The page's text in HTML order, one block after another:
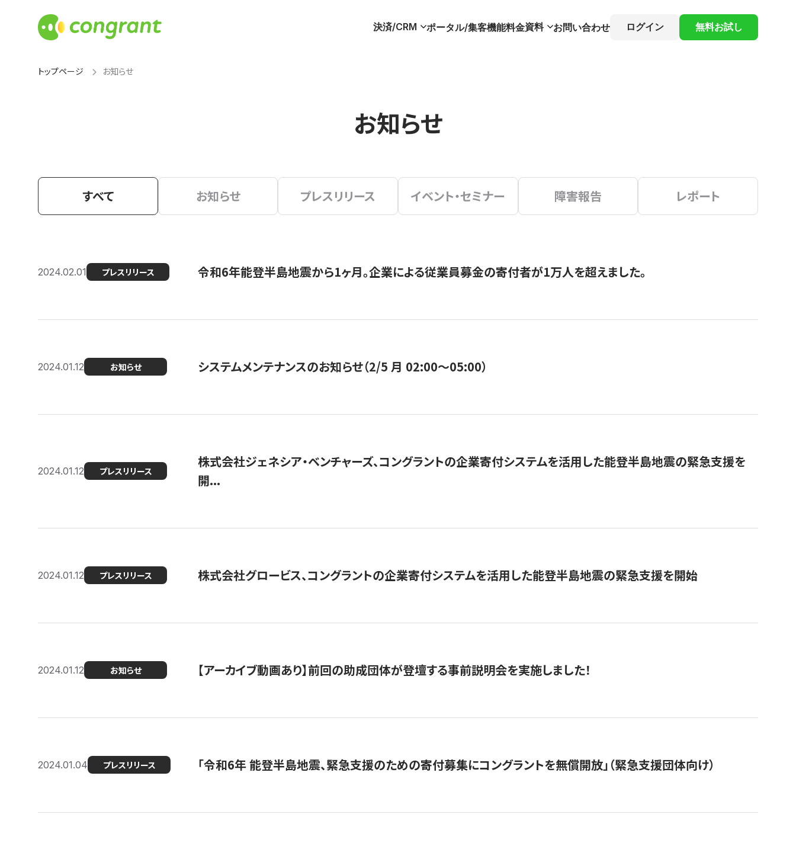
決済/CRM ポータル/集客機能料金資料 お問い合わせ ログイン 無料お試し
トップページ お知らせ
お知らせ
すべて お知らせ プレスリリース イベント・セミナー 障害報告 レポート
2024.02.01 プレスリリース 令和6年能登半島地震から1ヶ月。企業による従業員募金の寄付者が1万人を超えました。
2024.01.12 お知らせ システムメンテナンスのお知らせ（2/5 月 02:00〜05:00）
2024.01.12 プレスリリース
株式会社ジェネシア・ベンチャーズ、コングラントの企業寄付システムを活用した能登半島地震の緊急支援を
開...
2024.01.12 プレスリリース 株式会社グロービス、コングラントの企業寄付システムを活用した能登半島地震の緊急支援を開始
2024.01.12 お知らせ 【アーカイブ動画あり】前回の助成団体が登壇する事前説明会を実施しました！
2024.01.04 プレスリリース 「令和6年 能登半島地震、緊急支援のための寄付募集にコングラントを無償開放」（緊急支援団体向け）